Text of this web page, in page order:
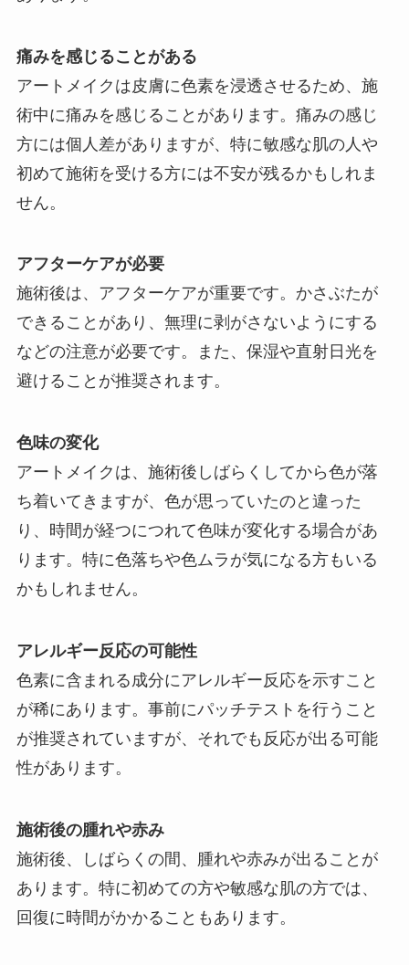
痛みを感じることがある
アートメイクは皮膚に色素を浸透させるため、施
術中に痛みを感じることがあります。痛みの感じ
方には個人差がありますが、特に敏感な肌の人や
初めて施術を受ける方には不安が残るかもしれま
せん。
アフターケアが必要
施術後は、アフターケアが重要です。かさぶたが
できることがあり、無理に剥がさないようにする
などの注意が必要です。また、保湿や直射日光を
避けることが推奨されます。
色味の変化
アートメイクは、施術後しばらくしてから色が落
ち着いてきますが、色が思っていたのと違った
り、時間が経つにつれて色味が変化する場合があ
ります。特に色落ちや色ムラが気になる方もいる
かもしれません。
アレルギー反応の可能性
色素に含まれる成分にアレルギー反応を示すこと
が稀にあります。事前にパッチテストを行うこと
が推奨されていますが、それでも反応が出る可能
性があります。
施術後の腫れや赤み
施術後、しばらくの間、腫れや赤みが出ることが
あります。特に初めての方や敏感な肌の方では、
回復に時間がかかることもあります。